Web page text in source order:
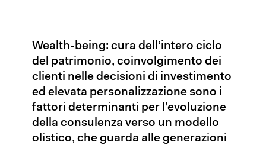
Wealth-being: cura dell’intero ciclo
del patrimonio, coinvolgimento dei
clienti nelle decisioni di investimento
ed elevata personalizzazione sono i
fattori determinanti per l’evoluzione
della consulenza verso un modello
olistico, che guarda alle generazioni